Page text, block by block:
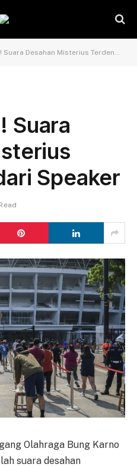
Desahan Misterius Terdengar dari Speaker
Suara
Speaker
Olahraga Bung Karno
suara desahan